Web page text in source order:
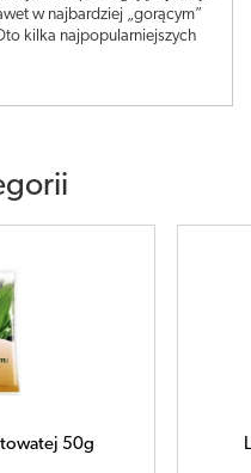
w najbardziej „gorącym”
kilka najpopularniejszych
LIŚĆ Mięty pieprzowej 50g